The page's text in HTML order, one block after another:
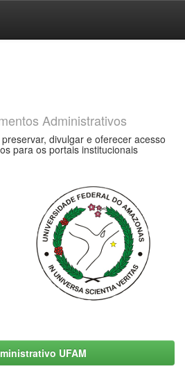
Administrativos
divulgar e oferecer acesso
para os portais institucionais
UFAM